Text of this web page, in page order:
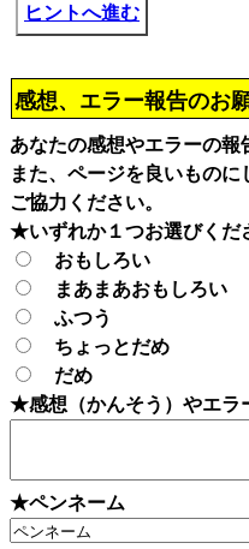
ヒントへ進む
感想、エラー報告のお
あなたの感想やエラーの報
また、ページを良いものに
ご協力ください。
★いずれか１つお選びくだ
おもしろい
まあまあおもしろい
ふつう
ちょっとだめ
だめ
★感想（かんそう）やエラ
★ペンネーム